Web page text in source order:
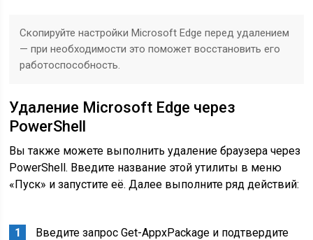
Скопируйте настройки Microsoft Edge перед удалением
— при необходимости это поможет восстановить его
работоспособность.
Удаление Microsoft Edge через
PowerShell
Вы также можете выполнить удаление браузера через
PowerShell. Введите название этой утилиты в меню
«Пуск» и запустите её. Далее выполните ряд действий:
Введите запрос Get-AppxPackage и подтвердите